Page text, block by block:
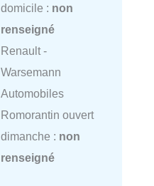
domicile : non
renseigné
Renault -
Warsemann
Automobiles
Romorantin ouvert
dimanche : non
renseigné